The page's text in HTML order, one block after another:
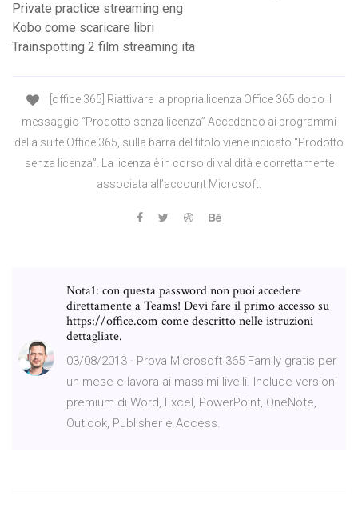
Private practice streaming eng
Kobo come scaricare libri
Trainspotting 2 film streaming ita
[office 365] Riattivare la propria licenza Office 365 dopo il
messaggio “Prodotto senza licenza” Accedendo ai programmi
della suite Office 365, sulla barra del titolo viene indicato “Prodotto
senza licenza”. La licenza è in corso di validità e correttamente
associata all’account Microsoft.
Nota1: con questa password non puoi accedere
direttamente a Teams! Devi fare il primo accesso su
https://office.com come descritto nelle istruzioni
dettagliate.
03/08/2013 · Prova Microsoft 365 Family gratis per
un mese e lavora ai massimi livelli. Include versioni
premium di Word, Excel, PowerPoint, OneNote,
Outlook, Publisher e Access.